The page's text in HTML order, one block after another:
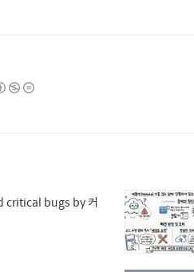
critical bugs by 커